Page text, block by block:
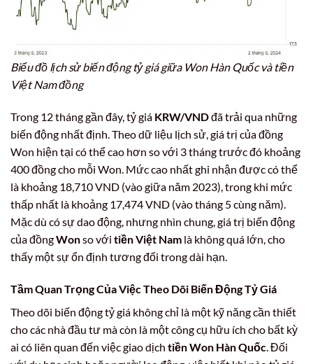
Biểu đồ lịch sử biến động tỷ giá giữa Won Hàn Quốc và tiền
Việt Nam đồng
Trong 12 tháng gần đây, tỷ giá KRW/VNDđã trải qua những
biến động nhất định. Theo dữ liệu lịch sử, giá trị của đồng
Won hiện tại có thể cao hơn so với 3 tháng trước đó khoảng
400 đồng cho mỗi Won. Mức cao nhất ghi nhận được có thể
là khoảng 18,710 VND (vào giữa năm 2023), trong khi mức
thấp nhất là khoảng 17,474 VND (vào tháng 5 cùng năm).
Mặc dù có sự dao động, nhưng nhìn chung, giá trị biến động
của đồngWonso với tiền Việt Nam là không quá lớn, cho
thấy một sự ổn định tương đối trong dài hạn.
Tầm Quan Trọng Của Việc Theo Dõi Biến Động Tỷ Giá
Theo dõi biến động tỷ giá không chỉ là một kỹ năng cần thiết
cho các nhà đầu tư mà còn là một công cụ hữu ích cho bất kỳ
ai có liên quan đến việc giao dịch tiền Won Hàn Quốc . Đối